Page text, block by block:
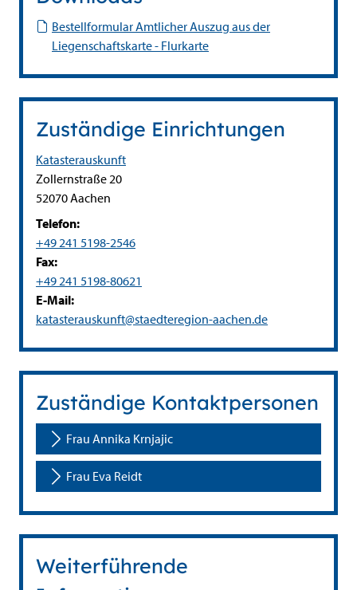
Bestellformular Amtlicher Auszug aus der
Liegenschaftskarte - Flurkarte
Zuständige Einrichtungen
Katasterauskunft
Straße:
Zollernstraße Hausnummer:
20
PLZ:
52070Ort:
Aachen
Telefon:
+49 241 5198-2546
Fax:
+49 241 5198-80621
E-Mail:
katasterauskunft@staedteregion-aachen.de
Zuständige Kontaktpersonen
Frau Annika Krnjajic
Frau Eva Reidt
Weiterführende